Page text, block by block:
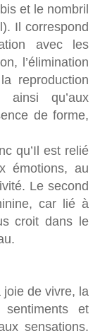
et le nombril
Il correspond
avec les
l’élimination
reproduction
ainsi qu’aux
de forme,
qu’Il est relié
émotions, au
Le second
car lié à
croit dans le
joie de vivre, la
et
sensations,